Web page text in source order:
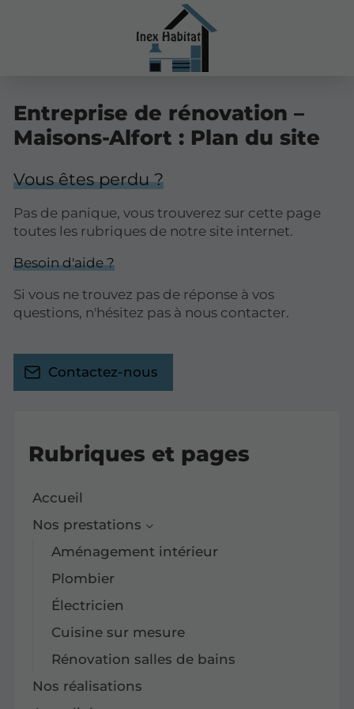
Entreprise de rénovation –
Maisons-Alfort : Plan du site
Vous êtes perdu ?
Pas de panique, vous trouverez sur cette page
toutes les rubriques de notre site internet.​​
Besoin d'aide ?
Si vous ne trouvez pas de réponse à vos
questions, n'hésitez pas à nous contacter.
Contactez-nous
Rubriques et pages
Accueil
Nos prestations
Aménagement intérieur
Plombier
Électricien
Cuisine sur mesure
Rénovation salles de bains
Nos réalisations